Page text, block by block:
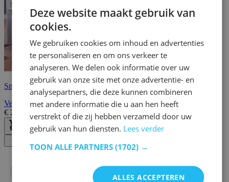
Snelle levering
Verstelbaar kinderbureau Dasha - wit gelakt dennenhout
€ 229,00 283,00
Deze website maakt gebruik van
cookies.
We gebruiken cookies om inhoud en advertenties
te personaliseren en om ons verkeer te
analyseren. We delen ook informatie over uw
gebruik van onze site met onze advertentie- en
analysepartners, die deze kunnen combineren
met andere informatie die u aan hen heeft
verstrekt of die zij hebben verzameld door uw
gebruik van hun diensten. Lees verder
TOON ALLE PARTNERS (1702) →
ALLES ACCEPTEREN